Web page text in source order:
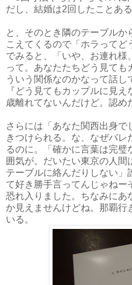
だし、結婚は2回したことあ
と、そのとき隣のテーブル
こえてくるので「ホラって
でみると、「いや、お連れ様
って。あなたたちどう見て
ういう関係なのかなって話
『どう見てもカップルに見
歳離れてないんだけど。認め
さらには「あなた関西出身
きつけられる。な、なぜバ
るのに。「確かに言葉は完
囲気が。だいたい東京の人
テーブルに絡んだりしない
て好き勝手言ってんじゃねー
恐れ入りました。ちなみにあ
か見えませんけどね。那覇行
いる。